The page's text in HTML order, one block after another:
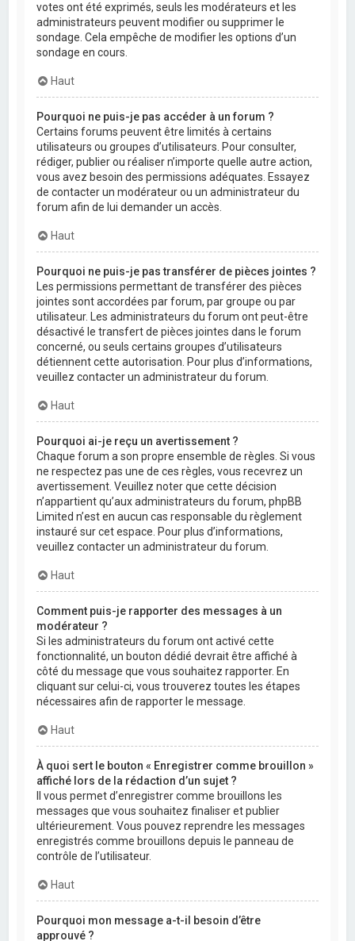
votes ont été exprimés, seuls les modérateurs et les
administrateurs peuvent modifier ou supprimer le
sondage. Cela empêche de modifier les options d’un
sondage en cours.
Haut
Pourquoi ne puis-je pas accéder à un forum ?
Certains forums peuvent être limités à certains
utilisateurs ou groupes d’utilisateurs. Pour consulter,
rédiger, publier ou réaliser n’importe quelle autre action,
vous avez besoin des permissions adéquates. Essayez
de contacter un modérateur ou un administrateur du
forum afin de lui demander un accès.
Haut
Pourquoi ne puis-je pas transférer de pièces jointes ?
Les permissions permettant de transférer des pièces
jointes sont accordées par forum, par groupe ou par
utilisateur. Les administrateurs du forum ont peut-être
désactivé le transfert de pièces jointes dans le forum
concerné, ou seuls certains groupes d’utilisateurs
détiennent cette autorisation. Pour plus d’informations,
veuillez contacter un administrateur du forum.
Haut
Pourquoi ai-je reçu un avertissement ?
Chaque forum a son propre ensemble de règles. Si vous
ne respectez pas une de ces règles, vous recevrez un
avertissement. Veuillez noter que cette décision
n’appartient qu’aux administrateurs du forum, phpBB
Limited n’est en aucun cas responsable du règlement
instauré sur cet espace. Pour plus d’informations,
veuillez contacter un administrateur du forum.
Haut
Comment puis-je rapporter des messages à un
modérateur ?
Si les administrateurs du forum ont activé cette
fonctionnalité, un bouton dédié devrait être affiché à
côté du message que vous souhaitez rapporter. En
cliquant sur celui-ci, vous trouverez toutes les étapes
nécessaires afin de rapporter le message.
Haut
À quoi sert le bouton « Enregistrer comme brouillon »
affiché lors de la rédaction d’un sujet ?
Il vous permet d’enregistrer comme brouillons les
messages que vous souhaitez finaliser et publier
ultérieurement. Vous pouvez reprendre les messages
enregistrés comme brouillons depuis le panneau de
contrôle de l’utilisateur.
Haut
Pourquoi mon message a-t-il besoin d’être
approuvé ?